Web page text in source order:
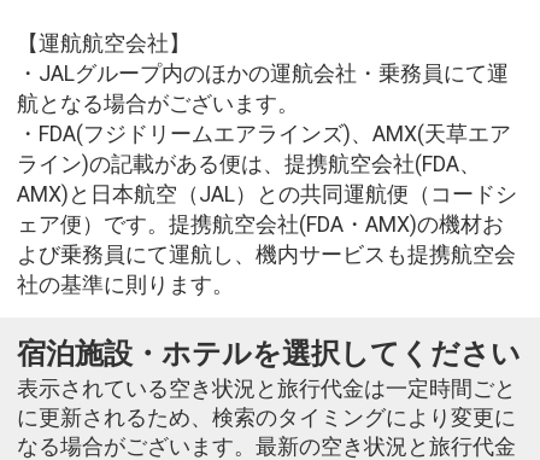
【運航航空会社】
・JALグループ内のほかの運航会社・乗務員にて運
航となる場合がございます。
・FDA(フジドリームエアラインズ)、AMX(天草エア
ライン)の記載がある便は、提携航空会社(FDA、
AMX)と日本航空（JAL）との共同運航便（コードシ
ェア便）です。提携航空会社(FDA・AMX)の機材お
よび乗務員にて運航し、機内サービスも提携航空会
社の基準に則ります。
宿泊施設・ホテルを選択してください
表示されている空き状況と旅行代金は一定時間ごと
に更新されるため、検索のタイミングにより変更に
なる場合がございます。最新の空き状況と旅行代金